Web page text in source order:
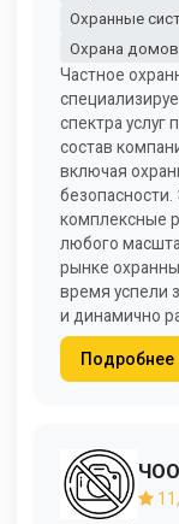
Охранные
Охрана домов
Частное
спектра услуг
состав
включая
комплексные
любого
рынке
время успели
и динамично
Подробнее